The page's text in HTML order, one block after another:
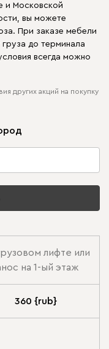
и Московской
вы можете
При заказе мебели
до терминала
всегда можно
других акций на покупку
лифте или
на 1-ый этаж
360 {rub}